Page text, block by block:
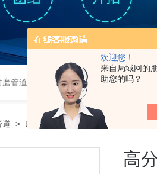
欢迎您！
来自局域网的
助您的吗？
管道,衬塑钢管,钢衬塑管,钢衬四氟管,超
道 > DN800*30高分子隧道逃生管道连接
高